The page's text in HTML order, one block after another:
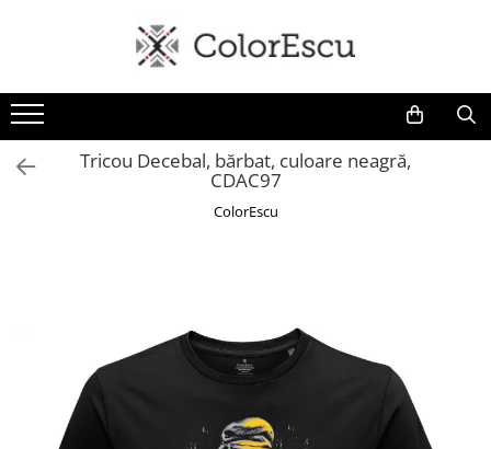
Toate produsele
Tricouri
Tricouri bărbați
Tricouri damă
Bluze si hanorace bărbați
Bluze si hanorace damă
Bluze de trening | Bluze tehnice
Pantaloni
Tricou Decebal, bărbat, culoare neagră,
CDAC97
ColorEscu